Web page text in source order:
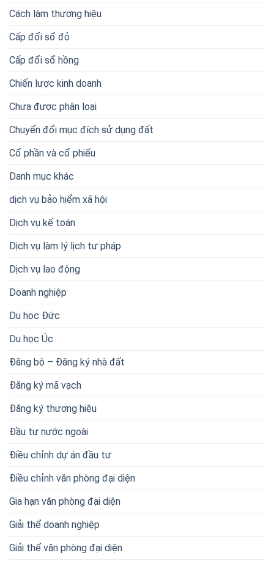
Cách làm thương hiệu
Cấp đổi sổ đỏ
Cấp đổi sổ hồng
Chiến lược kinh doanh
Chưa được phân loại
Chuyển đổi mục đích sử dụng đất
Cổ phần và cổ phiếu
Danh mục khác
dịch vụ bảo hiểm xã hội
Dịch vụ kế toán
Dịch vụ làm lý lịch tư pháp
Dịch vụ lao động
Doanh nghiệp
Du học Đức
Du học Úc
Đăng bộ – Đăng ký nhà đất
Đăng ký mã vạch
Đăng ký thương hiệu
Đầu tư nước ngoài
Điều chỉnh dự án đầu tư
Điều chỉnh văn phòng đại diện
Gia hạn văn phòng đại diện
Giải thể doanh nghiệp
Giải thể văn phòng đại diện